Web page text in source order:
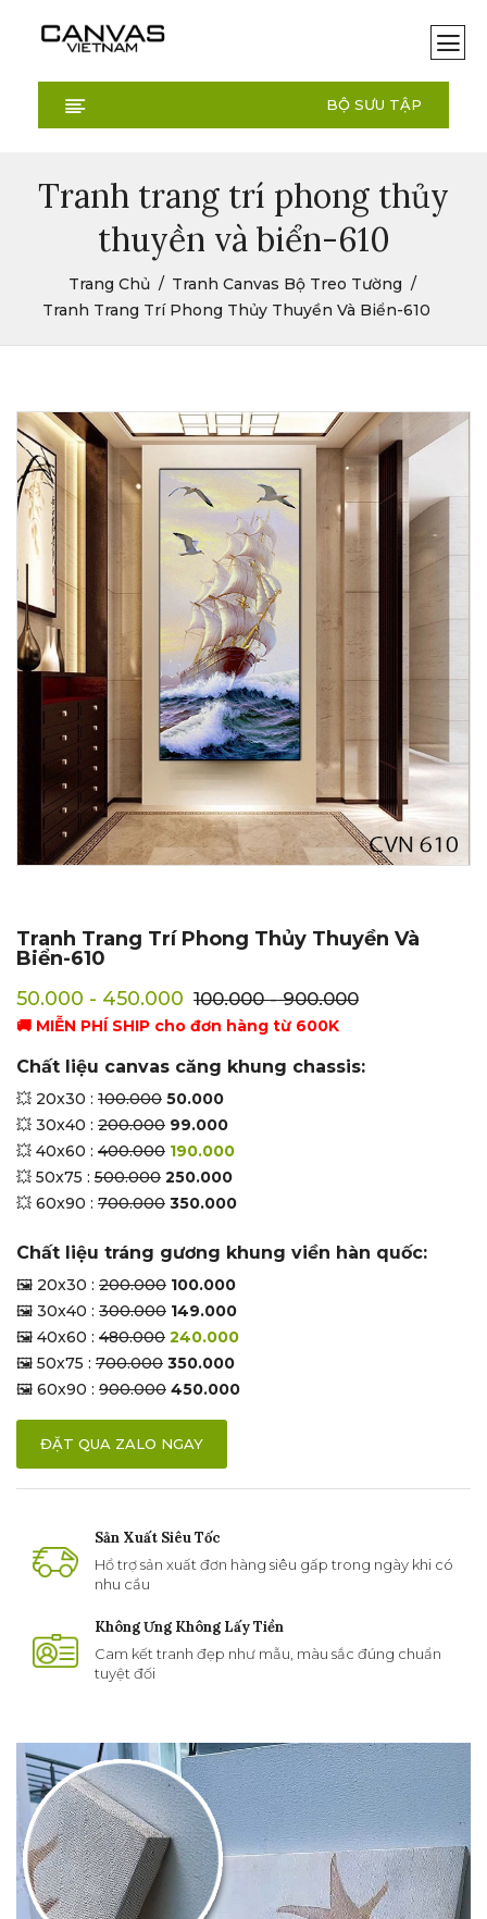
BỘ SƯU TẬP
Tranh trang trí phong thủy
thuyền và biển-610
Trang Chủ
Tranh Canvas Bộ Treo Tường
Tranh Trang Trí Phong Thủy Thuyền Và Biển-610
Tranh Trang Trí Phong Thủy Thuyền Và
Biển-610
50.000 - 450.000 100.000 - 900.000
🚚 MIỄN PHÍ SHIP cho đơn hàng từ 600K
Chất liệu canvas căng khung chassis:
💥 20x30 : 100.000 50.000
💥 30x40 : 200.000 99.000
💥 40x60 : 400.000 190.000
💥 50x75 : 500.000 250.000
💥 60x90 : 700.000 350.000
Chất liệu tráng gương khung viền hàn quốc:
🖼 20x30 : 200.000 100.000
🖼 30x40 : 300.000 149.000
🖼 40x60 : 480.000 240.000
🖼 50x75 : 700.000 350.000
🖼 60x90 : 900.000 450.000
ĐẶT QUA ZALO NGAY
Sản Xuất Siêu Tốc
Hổ trợ sản xuất đơn hàng siêu gấp trong ngày khi có
nhu cầu
Không Ưng Không Lấy Tiền
Cam kết tranh đẹp như mẫu, màu sắc đúng chuẩn
tuyệt đối